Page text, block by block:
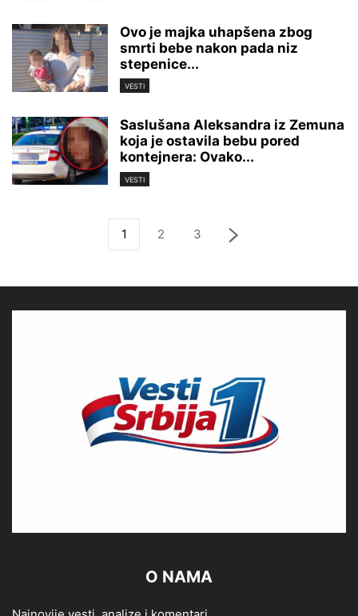
Ovo je majka uhapšena zbog
smrti bebe nakon pada niz
stepenice...
VESTI
Saslušana Aleksandra iz Zemuna
koja je ostavila bebu pored
kontejnera: Ovako...
VESTI
1 2 3
O NAMA